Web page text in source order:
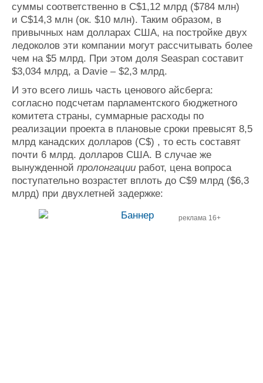
суммы соответственно в C$1,12 млрд ($784 млн)
и C$14,3 млн (ок. $10 млн). Таким образом, в
привычных нам долларах США, на постройке двух
ледоколов эти компании могут рассчитывать более
чем на $5 млрд. При этом доля Seaspan составит
$3,034 млрд, а Davie – $2,3 млрд.
И это всего лишь часть ценового айсберга:
согласно подсчетам парламентского бюджетного
комитета страны, суммарные расходы по
реализации проекта в плановые сроки превысят 8,5
млрд канадских долларов (C$) , то есть составят
почти 6 млрд. долларов США. В случае же
вынужденной пролонгации работ, цена вопроса
поступательно возрастет вплоть до C$9 млрд ($6,3
млрд) при двухлетней задержке:
реклама 16+